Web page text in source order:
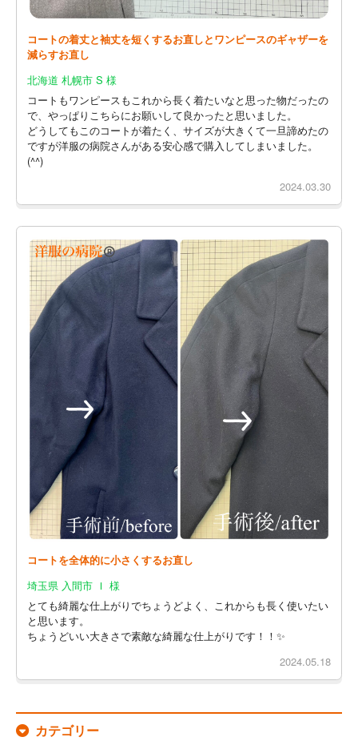
コートの着丈と袖丈を短くするお直しとワンピースのギャザーを
減らすお直し
北海道 札幌市 S 様
コートもワンピースもこれから長く着たいなと思った物だったの
で、やっぱりこちらにお願いして良かったと思いました。
どうしてもこのコートが着たく、サイズが大きくて一旦諦めたの
ですが洋服の病院さんがある安心感で購入してしまいました。
(^^)
2024.03.30
コートを全体的に小さくするお直し
埼玉県 入間市 Ｉ 様
とても綺麗な仕上がりでちょうどよく、これからも長く使いたい
と思います。
ちょうどいい大きさで素敵な綺麗な仕上がりです！！✨
2024.05.18
カテゴリー